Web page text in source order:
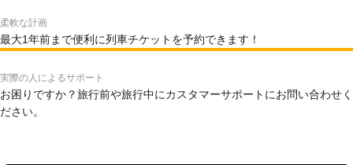
柔軟な計画
最大1年前まで便利に列車チケットを予約できます！
実際の人によるサポート
お困りですか？旅行前や旅行中にカスタマーサポートにお問い合わせく
ださい。